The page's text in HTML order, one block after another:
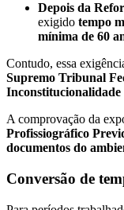
Depois da
exigido tempo
mínima de 60
Contudo, essa
Supremo Tribunal
A comprovação da
Profissiográfico
documentos do
Conversão de